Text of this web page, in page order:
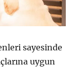
sayesinde
uygun